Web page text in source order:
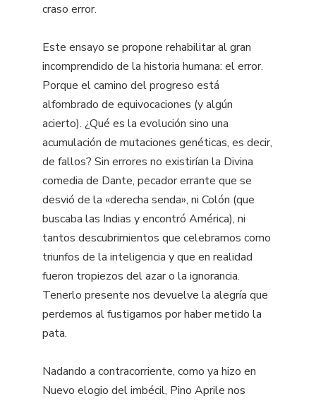
craso error.
Este ensayo se propone rehabilitar al gran
incomprendido de la historia humana: el error.
Porque el camino del progreso está
alfombrado de equivocaciones (y algún
acierto). ¿Qué es la evolución sino una
acumulación de mutaciones genéticas, es decir,
de fallos? Sin errores no existirían la Divina
comedia de Dante, pecador errante que se
desvió de la «derecha senda», ni Colón (que
buscaba las Indias y encontró América), ni
tantos descubrimientos que celebramos como
triunfos de la inteligencia y que en realidad
fueron tropiezos del azar o la ignorancia.
Tenerlo presente nos devuelve la alegría que
perdemos al fustigarnos por haber metido la
pata.
Nadando a contracorriente, como ya hizo en
Nuevo elogio del imbécil, Pino Aprile nos